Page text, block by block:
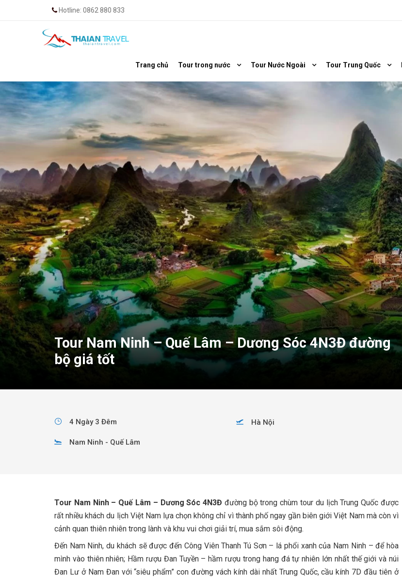
Hotline: 0862 880 833
Trang chủ Tour trong nước Tour Nước Ngoài Tour Trung Quốc
Tour Nam Ninh – Quế Lâm – Dương Sóc 4N3Đ đường
bộ giá tốt
4 Ngày 3 Đêm Hà Nội
Nam Ninh - Quế Lâm
Tour Nam Ninh – Quế Lâm – Dương Sóc 4N3Đ đường bộ trong chùm tour du lịch Trung Quốc được
rất nhiều khách du lịch Việt Nam lựa chọn không chỉ vì thành phố ngay gần biên giới Việt Nam mà còn vì
cảnh quan thiên nhiên trong lành và khu vui chơi giải trí, mua sắm sôi động.
Đến Nam Ninh, du khách sẽ được đến Công Viên Thanh Tú Sơn – lá phổi xanh của Nam Ninh – để hòa
mình vào thiên nhiên; Hầm rượu Đan Tuyền – hầm rượu trong hang đá tự nhiên lớn nhất thế giới và núi
Đan Lư ở Nam Đan với “siêu phẩm” con đường vách kính dài nhất Trung Quốc, cầu kính 7D đầu tiên ở